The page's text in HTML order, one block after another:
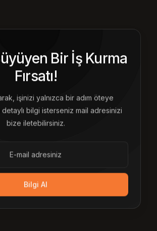
Bir İş Kurma
Fırsatı!
işinizi yalnızca bir adım öteye
detaylı bilgi isterseniz mail adresinizi
bize iletebilirsiniz.
Bilgi Al